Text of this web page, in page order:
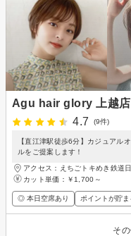
Agu hair glory 上越店
4.7
(9件)
【直江津駅徒歩6分】カジュアル
ルをご提案します！
アクセス：えちごトキめき鉄道
カット単価： ￥1,700～
◎ 本日空席あり ポイントが貯ま
そ